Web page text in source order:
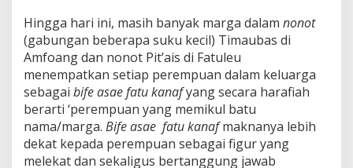
Hingga hari ini, masih banyak marga dalam nonot
(gabungan beberapa suku kecil) Timaubas di
Amfoang dan nonot Pit’ais di Fatuleu
menempatkan setiap perempuan dalam keluarga
sebagai bife asae fatu kanafyang secara harafiah
berarti ‘perempuan yang memikul batu
nama/marga. Bife asae fatu kanafmaknanya lebih
dekat kepada perempuan sebagai figur yang
melekat dan sekaligus bertanggung jawab